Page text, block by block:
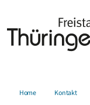
Home Kontakt